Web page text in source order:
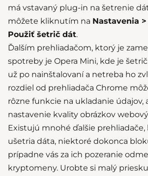
má vstavaný plug-in na šetrenie
môžete kliknutím na Nastavenia
Použiť šetrič dát.
Ďalším prehliadačom, ktorý je
spotreby je Opera Mini, kde je
už po nainštalovaní a netreba ho
rozdiel od prehliadača Chrome
rôzne funkcie na ukladanie údajov,
nastavenie kvality obrázkov
Existujú mnohé ďalšie prehliadače,
ušetria dáta, niektoré dokonca
prípadne vás za ich pozeranie
kryptomeny. Urobte si malý